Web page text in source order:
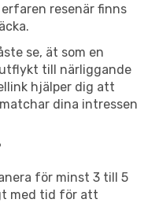
resenär finns
se, ät som en
till närliggande
hjälper dig att
dina intressen
för minst 3 till 5
med tid för att